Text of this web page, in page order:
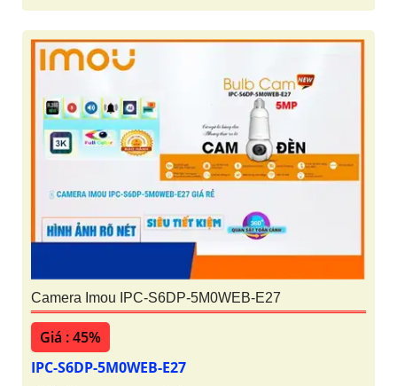
Camera Imou IPC-S6DP-5M0WEB-E27
Giá : 45%
IPC-S6DP-5M0WEB-E27